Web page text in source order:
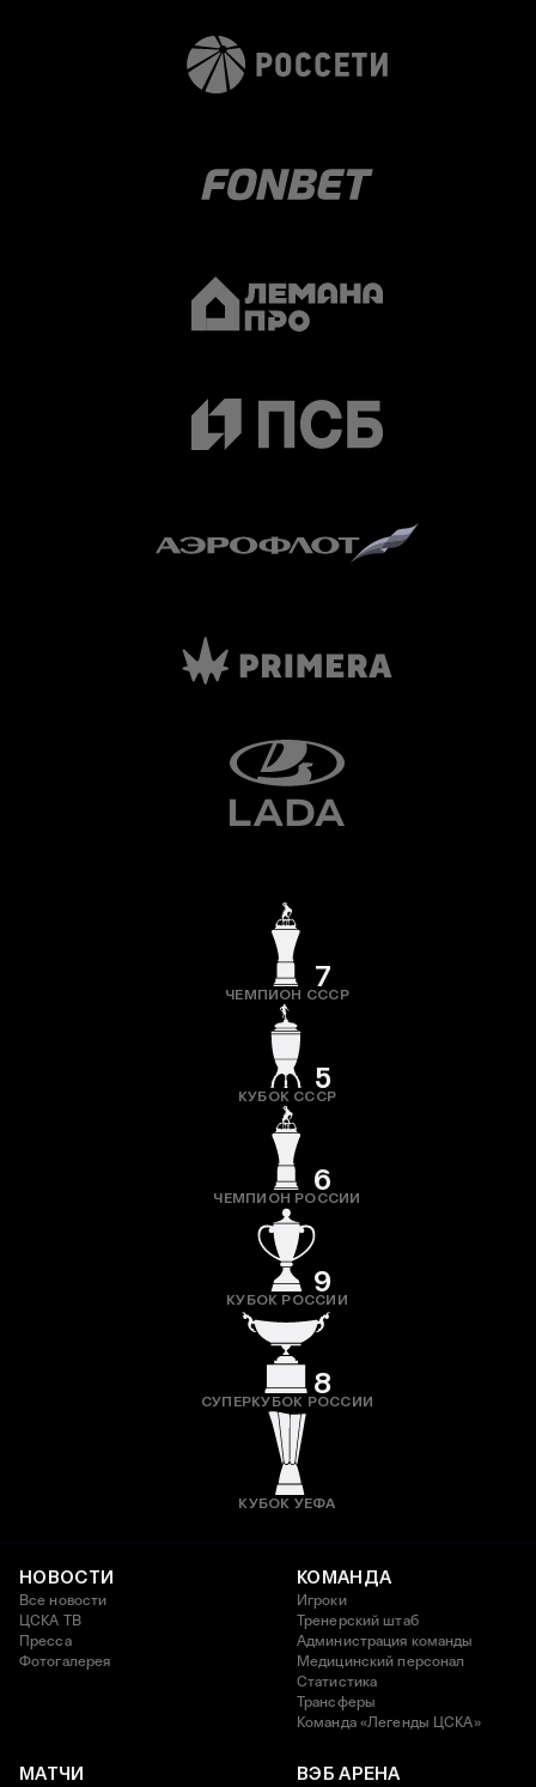
7
ЧЕМПИОН СССР
5
КУБОК СССР
6
ЧЕМПИОН РОССИИ
9
КУБОК РОССИИ
8
СУПЕРКУБОК РОССИИ
КУБОК УЕФА
НОВОСТИ
Все новости
ЦСКА ТВ
Пресса
Фотогалерея
КОМАНДА
Игроки
Тренерский штаб
Администрация команды
Медицинский персонал
Статистика
Трансферы
Команда «Легенды ЦСКА»
МАТЧИ ВЭБ АРЕНА